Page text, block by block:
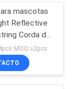
39
mascotas
Reflective
Corda de
afuera
Libre
perro
MOQ:≥2pcs